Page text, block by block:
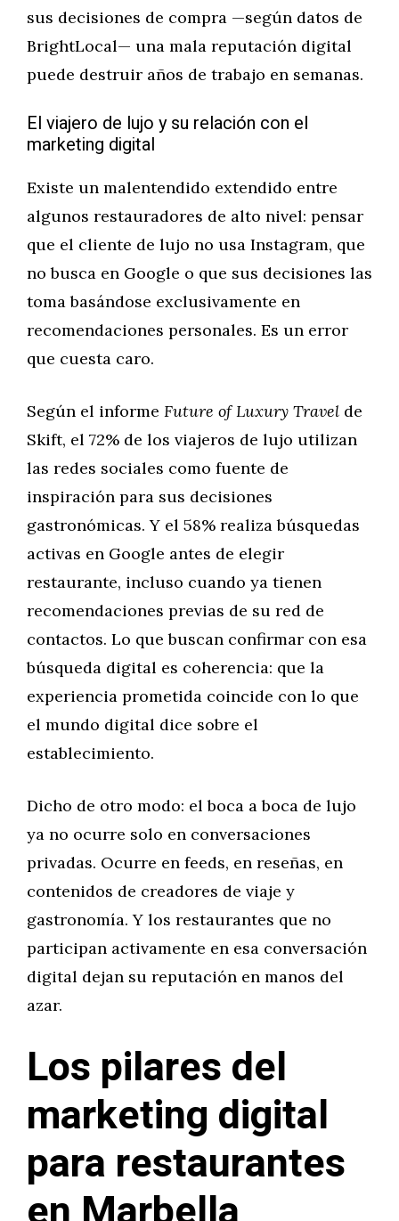
sus decisiones de compra —según datos de
BrightLocal— una mala reputación digital
puede destruir años de trabajo en semanas.
El viajero de lujo y su relación con el
marketing digital
Existe un malentendido extendido entre
algunos restauradores de alto nivel: pensar
que el cliente de lujo no usa Instagram, que
no busca en Google o que sus decisiones las
toma basándose exclusivamente en
recomendaciones personales. Es un error
que cuesta caro.
Según el informe Future of Luxury Travel de
Skift, el 72% de los viajeros de lujo utilizan
las redes sociales como fuente de
inspiración para sus decisiones
gastronómicas. Y el 58% realiza búsquedas
activas en Google antes de elegir
restaurante, incluso cuando ya tienen
recomendaciones previas de su red de
contactos. Lo que buscan confirmar con esa
búsqueda digital es coherencia: que la
experiencia prometida coincide con lo que
el mundo digital dice sobre el
establecimiento.
Dicho de otro modo: el boca a boca de lujo
ya no ocurre solo en conversaciones
privadas. Ocurre en feeds, en reseñas, en
contenidos de creadores de viaje y
gastronomía. Y los restaurantes que no
participan activamente en esa conversación
digital dejan su reputación en manos del
azar.
Los pilares del
marketing digital
para restaurantes